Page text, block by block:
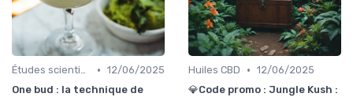
Études scientifiques • 12/06/2025
One bud : la technique de
Huiles CBD • 12/06/2025
💎Code promo : Jungle Kush :